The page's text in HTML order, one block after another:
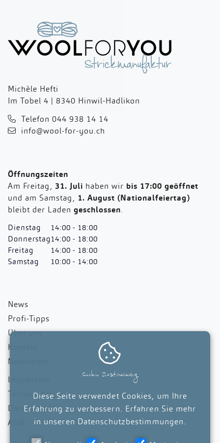
Michèle Hefti
Im Tobel 4 | 8340 Hinwil-Hadlikon
Telefon 044 938 14 14
info@wool-for-you.ch
Öffnungszeiten
Am Freitag, 31. Juli haben wir bis 17:00 geöffnet
und am Samstag, 1. August (Nationalfeiertag)
bleibt der Laden geschlossen.
Dienstag
Donnerstag
Freitag
Samstag
14:00 - 18:00
14:00 - 18:00
14:00 - 18:00
10:00 - 14:00
News
Profi-Tipps
Über uns
Kontakt
Newsletter
Impressum
Technisches
Datenschutz
AGB

Cookie Zustimmung
Diese Seite verwendet Cookies, um Ihre
Erfahrung zu verbessern. Erfahren Sie mehr
in unseren Datenschutzbestimmungen.